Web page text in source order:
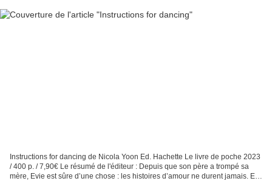
Instructions for dancing de Nicola Yoon Ed. Hachette Le livre de poche 2023
/ 400 p. / 7,90€ Le résumé de l'éditeur : Depuis que son père a trompé sa
mère, Evie est sûre d’une chose : les histoires d’amour ne durent jamais. Et